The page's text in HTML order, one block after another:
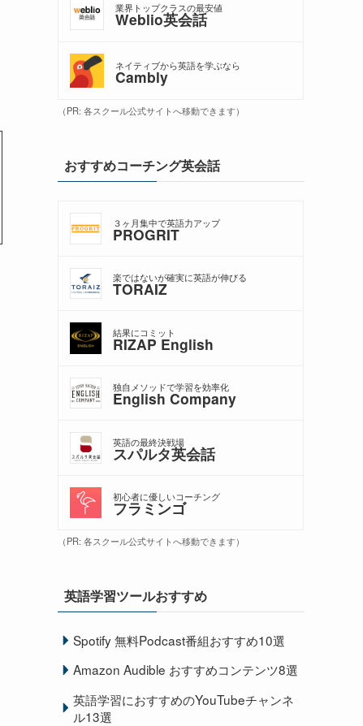
業界トップクラスの最安値
Weblio英会話
ネイティブから英語を学ぶなら
Cambly
（PR: 各スクール公式サイトへ移動できます）
おすすめコーチング英会話
３ヶ月集中で英語力アップ
PROGRIT
楽ではないが確実に英語が伸びる
TORAIZ
結果にコミット
RIZAP English
独自メソッドで学習を効率化
English Company
英語の最終決戦場
スパルタ英会話
初心者に優しいコーチング
フラミンゴ
（PR: 各スクール公式サイトへ移動できます）
英語学習ツールおすすめ
Spotify 無料Podcast番組おすすめ10選
Amazon Audible おすすめコンテンツ8選
英語学習におすすめのYouTubeチャンネ
ル13選